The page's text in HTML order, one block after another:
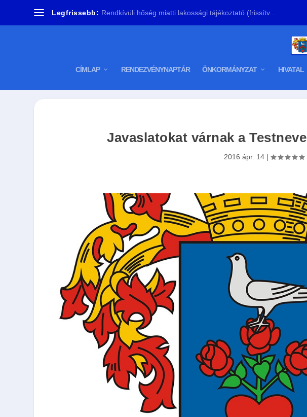
Legfrissebb: Rendkívüli hőség miatti lakossági tájékoztató (frissítv...
CÍMLAP RENDEZVÉNYNAPTÁR ÖNKORMÁNYZAT HIVATAL
Javaslatokat várnak a
2016 ápr. 14|